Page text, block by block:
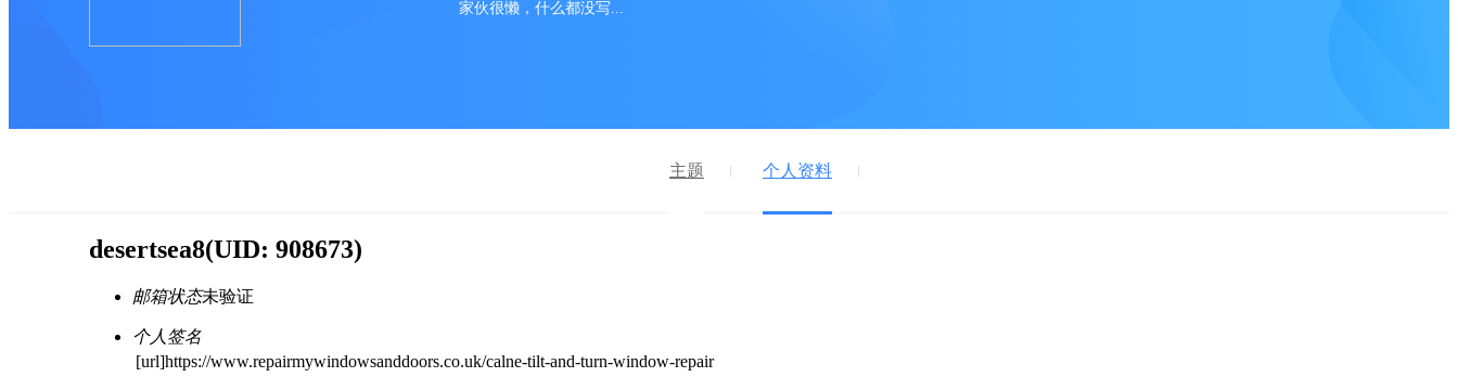
家伙很懒，什么都没写...
主题 个人资料
desertsea8(UID: 908673)
邮箱状态未验证
个人签名
[url]https://www.repairmywindowsanddoors.co.uk/calne-tilt-and-turn-window-repair